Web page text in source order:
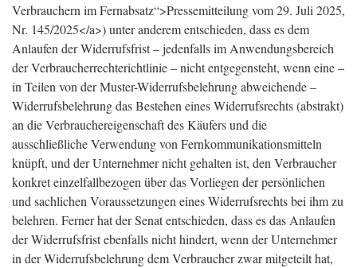
Verbrauchern im Fernabsatz“>Pressemitteilung vom 29. Juli 2025,
Nr. 145/2025</a>) unter anderem entschieden, dass es dem
Anlaufen der Widerrufsfrist – jedenfalls im Anwendungsbereich
der Verbraucherrechterichtlinie – nicht entgegensteht, wenn eine –
in Teilen von der Muster-Widerrufsbelehrung abweichende –
Widerrufsbelehrung das Bestehen eines Widerrufsrechts (abstrakt)
an die Verbrauchereigenschaft des Käufers und die
ausschließliche Verwendung von Fernkommunikationsmitteln
knüpft, und der Unternehmer nicht gehalten ist, den Verbraucher
konkret einzelfallbezogen über das Vorliegen der persönlichen
und sachlichen Voraussetzungen eines Widerrufsrechts bei ihm zu
belehren. Ferner hat der Senat entschieden, dass es das Anlaufen
der Widerrufsfrist ebenfalls nicht hindert, wenn der Unternehmer
in der Widerrufsbelehrung dem Verbraucher zwar mitgeteilt hat,